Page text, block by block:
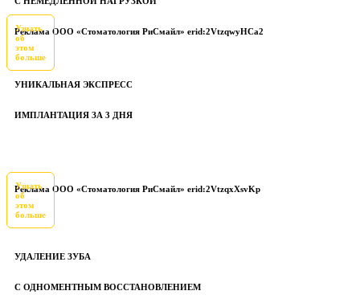
Реклама ООО «Стоматология РиСмайл» erid:2VtzqwyHCa2
Узнать
об
этом
больше
УНИКАЛЬНАЯ ЭКСПРЕСС
ИМПЛАНТАЦИЯ ЗА 3 ДНЯ
Реклама ООО «Стоматология РиСмайл» erid:2VtzqxXsvKp
Узнать
об
этом
больше
УДАЛЕНИЕ ЗУБА
С ОДНОМЕНТНЫМ ВОССТАНОВЛЕНИЕМ